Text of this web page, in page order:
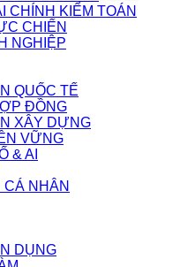
CHÍNH KIỂM TOÁN
CHIẾN
NGHIỆP
QUỐC TẾ
ĐỒNG
XÂY DỰNG
VỮNG
& AI
NHÂN
DỤNG